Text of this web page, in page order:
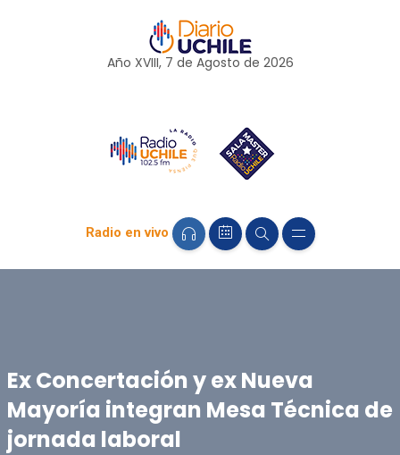
Año XVIII, 7 de Agosto de 2026
Radio en vivo
Ex Concertación y ex Nueva
Mayoría integran Mesa Técnica de
jornada laboral